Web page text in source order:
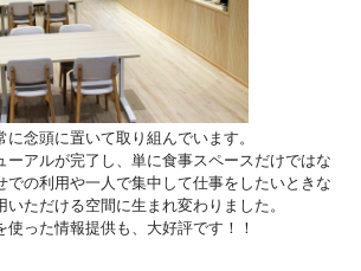
念頭に置いて取り組んでいます。
ーアルが完了し、単に食事スペースだけではな
での利用や一人で集中して仕事をしたいときな
いただける空間に生まれ変わりました。
った情報提供も、大好評です！！